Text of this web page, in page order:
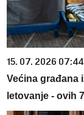
15. 07. 2026 07:44
Većina građana
letovanje - ovih